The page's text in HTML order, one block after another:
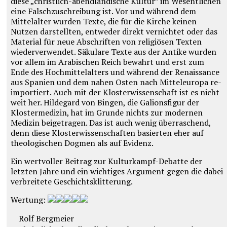
eine Falschzuschreibung ist. Vor und während dem
Mittelalter wurden Texte, die für die Kirche keinen
Nutzen darstellten, entweder direkt vernichtet oder das
Material für neue Abschriften von religiösen Texten
wiederverwendet. Säkulare Texte aus der Antike wurden
vor allem imArabischenReich bewahrt und erst zum
Ende des Hochmittelalters und während der Renaissance
aus Spanien und dem nahen Osten nach Mitteleuropa re-
importiert. Auch mit der Klosterwissenschaft ist es nicht
weit her. Hildegard von Bingen, die Galionsfigur der
Klostermedizin, hat im Grunde nichts zur modernen
Medizin beigetragen. Das ist auch wenig überraschend,
denn diese Klosterwissenschaften basierten eher auf
theologischen Dogmen als auf Evidenz.
Ein wertvoller Beitrag zur Kulturkampf-Debatte der
letzten Jahre und ein wichtiges Argument gegen die dabei
verbreitete Geschichtsklitterung.
Wertung:
Rolf Bergmeier